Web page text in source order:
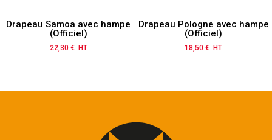
Drapeau Samoa avec hampe
(Officiel)
Prix
22,30 € HT
Drapeau Pologne avec hampe
(Officiel)
Prix
18,50 € HT